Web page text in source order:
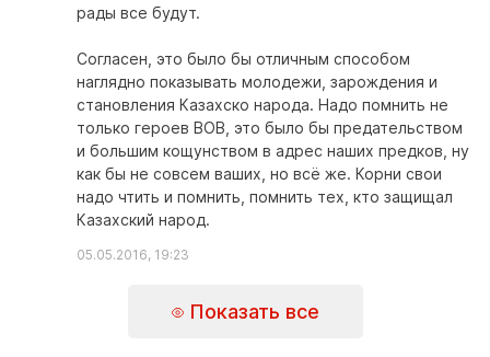
рады все будут.
Согласен, это было бы отличным способом
наглядно показывать молодежи, зарождения и
становления Казахско народа. Надо помнить не
только героев ВОВ, это было бы предательством
и большим кощунством в адрес наших предков, ну
как бы не совсем ваших, но всё же. Корни свои
надо чтить и помнить, помнить тех, кто защищал
Казахский народ.
05.05.2016, 19:23
Показать все